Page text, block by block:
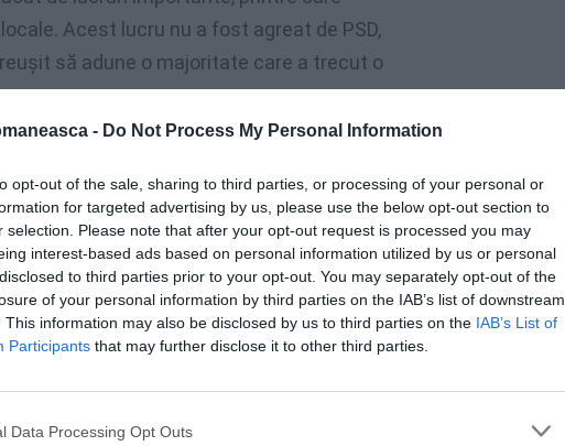
- Do Not Process My Personal Information
opt-out of the sale, sharing to third parties, or processing of your personal or
for targeted advertising by us, please use the below opt-out section to
selection. Please note that after your opt-out request is processed you may
interest-based ads based on personal information utilized by us or personal
to third parties prior to your opt-out. You may separately opt-out of the
of your personal information by third parties on the IAB’s list of downstream
This information may also be disclosed by us to third parties on the IAB’s List of
Participants that may further disclose it to other third parties.
Data Processing Opt Outs
Acest lucru nu a fost agreat de PSD,
să adune o majoritate care a trecut o
situația. Am convocat consultări, am
– PSD a început de tergiverseze
ar fi trebuit să aibă un vot, nu s-a votat și
în Parlament. Pentru a depăși blocajul,
ne dorim să mergem mai departe, să
o desemnare. Așadar, am decis să